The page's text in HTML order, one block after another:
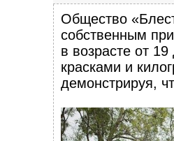
Общество
собственным
в возрасте от
красками и
демонстрируя,